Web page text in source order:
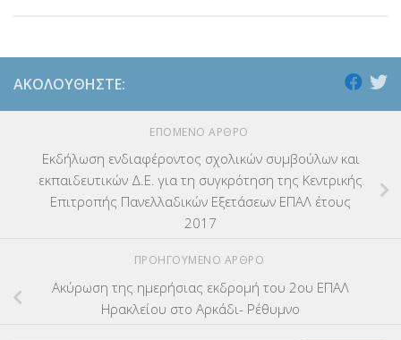
ΑΚΟΛΟΥΘΉΣΤΕ:
ΕΠΌΜΕΝΟ ΆΡΘΡΟ
Εκδήλωση ενδιαφέροντος σχολικών συμβούλων και
εκπαιδευτικών Δ.Ε. για τη συγκρότηση της Κεντρικής
Επιτροπής Πανελλαδικών Εξετάσεων ΕΠΑΛ έτους
2017
ΠΡΟΗΓΟΎΜΕΝΟ ΆΡΘΡΟ
Ακύρωση της ημερήσιας εκδρομή του 2ου ΕΠΑΛ
Ηρακλείου στο Αρκάδι- Ρέθυμνο